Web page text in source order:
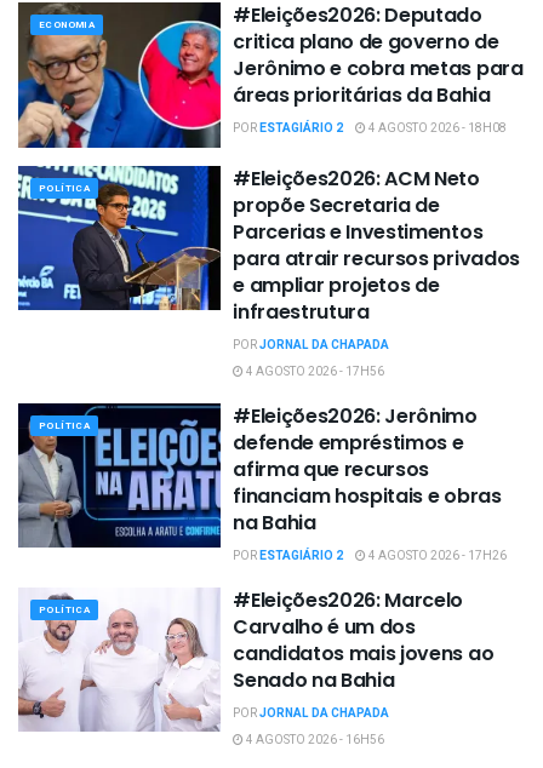
ECONOMIA
#Eleições2026: Deputado
critica plano de governo de
Jerônimo e cobra metas para
áreas prioritárias da Bahia
PORESTAGIÁRIO 2 4 AGOSTO 2026 - 18H08
POLÍTICA
#Eleições2026: ACM Neto
propõe Secretaria de
Parcerias e Investimentos
para atrair recursos privados
e ampliar projetos de
infraestrutura
PORJORNAL DA CHAPADA
4 AGOSTO 2026 - 17H56
POLÍTICA
#Eleições2026: Jerônimo
defende empréstimos e
afirma que recursos
financiam hospitais e obras
na Bahia
PORESTAGIÁRIO 2 4 AGOSTO 2026 - 17H26
POLÍTICA
#Eleições2026: Marcelo
Carvalho é um dos
candidatos mais jovens ao
Senado na Bahia
PORJORNAL DA CHAPADA
4 AGOSTO 2026 - 16H56